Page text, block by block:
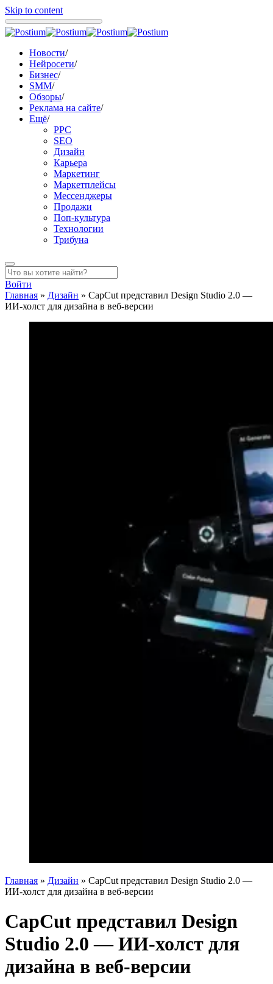
Skip to content
Новости/
Нейросети/
Бизнес/
SMM/
Обзоры/
Реклама на сайте/
Ещё/
PPC
SEO
Дизайн
Карьера
Маркетинг
Маркетплейсы
Мессенджеры
Продажи
Поп-культура
Технологии
Трибуна
Войти
Главная » Дизайн » CapCut представил Design Studio 2.0 —
ИИ-холст для дизайна в веб-версии
Главная » Дизайн » CapCut представил Design Studio 2.0 —
ИИ-холст для дизайна в веб-версии
CapCut представил Design
Studio 2.0 — ИИ-холст для
дизайна в веб-версии